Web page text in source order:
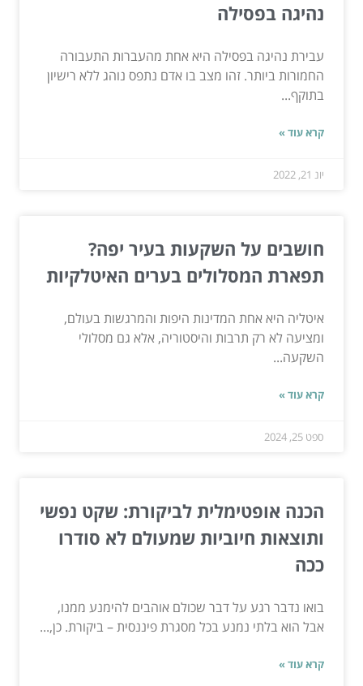
נהיגה בפסילה
עבירת נהיגה בפסילה היא אחת מהעברות התעבורה
החמורות ביותר. זהו מצב בו אדם נתפס נוהג ללא רישיון
בתוקף...
קרא עוד »
יונ 21, 2022
חושבים על השקעות בעיר יפה?
תפארת המסלולים בערים האיטלקיות
איטליה היא אחת המדינות היפות והמרגשות בעולם,
ומציעה לא רק תרבות והיסטוריה, אלא גם מסלולי
השקעה...
קרא עוד »
ספט 25, 2024
הכנה אופטימלית לביקורת: שקט נפשי
ותוצאות חיוביות שמעולם לא סודרו
ככה
בואו נדבר רגע על דבר שכולם אוהבים להימנע ממנו,
אבל הוא בלתי נמנע בכל מסגרת פיננסית – ביקורת. כן,...
קרא עוד »